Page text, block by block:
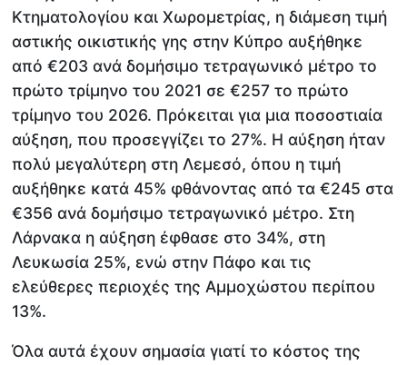
Κτηματολογίου και Χωρομετρίας, η διάμεση τιμή
αστικής οικιστικής γης στην Κύπρο αυξήθηκε
από €203 ανά δομήσιμο τετραγωνικό μέτρο το
πρώτο τρίμηνο του 2021 σε €257 το πρώτο
τρίμηνο του 2026. Πρόκειται για μια ποσοστιαία
αύξηση, που προσεγγίζει το 27%. Η αύξηση ήταν
πολύ μεγαλύτερη στη Λεμεσό, όπου η τιμή
αυξήθηκε κατά 45% φθάνοντας από τα €245 στα
€356 ανά δομήσιμο τετραγωνικό μέτρο. Στη
Λάρνακα η αύξηση έφθασε στο 34%, στη
Λευκωσία 25%, ενώ στην Πάφο και τις
ελεύθερες περιοχές της Αμμοχώστου περίπου
13%.
Όλα αυτά έχουν σημασία γιατί το κόστος της